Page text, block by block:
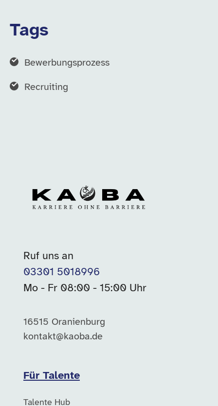
Tags
Bewerbungsprozess
Recruiting
Ruf uns an
03301 5018996
Mo - Fr 08:00 - 15:00 Uhr
16515 Oranienburg
kontakt@kaoba.de
Für Talente
Talente Hub